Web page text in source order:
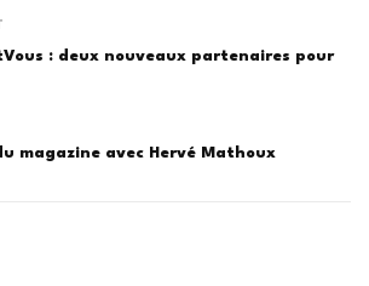
: deux nouveaux partenaires pour
magazine avec Hervé Mathoux